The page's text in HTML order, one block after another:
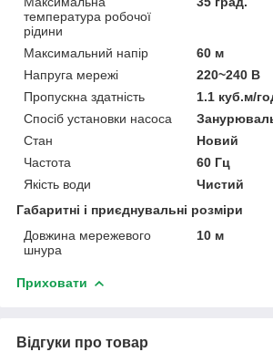
температура робочої
рідини
Максимальний напір
60 м
Напруга мережі
220~240 В
Пропускна здатність
1.1 куб.м/
Спосіб установки насоса
Стан
Новий
Частота
60 Гц
Якість води
Чистий
Габаритні і приєднувальні розміри
Довжина мережевого
шнура
10 м
Приховати
Відгуки про товар